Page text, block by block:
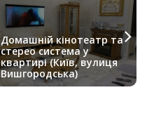
Домашній кінотеатр та
стерео система у
квартирі (Київ, вулиця
Вишгородська)